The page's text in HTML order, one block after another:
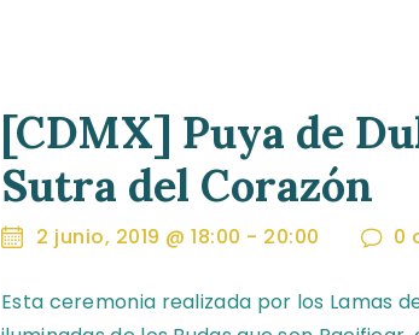
[CDMX] Puya de
Sutra del Corazón
2 junio, 2019 @ 18:00 - 20:00 0
Esta ceremonia realizada por los Lamas